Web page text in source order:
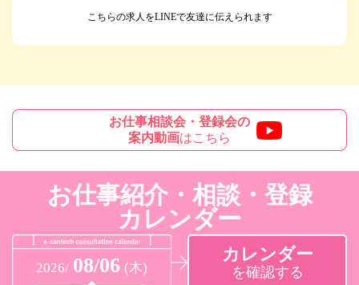
こちらの求人をLINEで友達に伝えられます
お仕事相談会・登録会の
案内動画はこちら
お仕事紹介・相談・登録
カレンダー
2026/ 08/06 (木)
カレンダー
を確認する